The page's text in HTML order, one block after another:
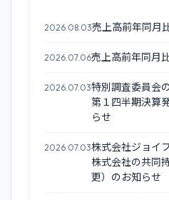
2026.08.03売上高前年同月
2026.07.06売上高前年同月
2026.07.03特別調査委員会
第１四半期決算
らせ
2026.07.03株式会社ジョイ
株式会社の共同
更）のお知らせ